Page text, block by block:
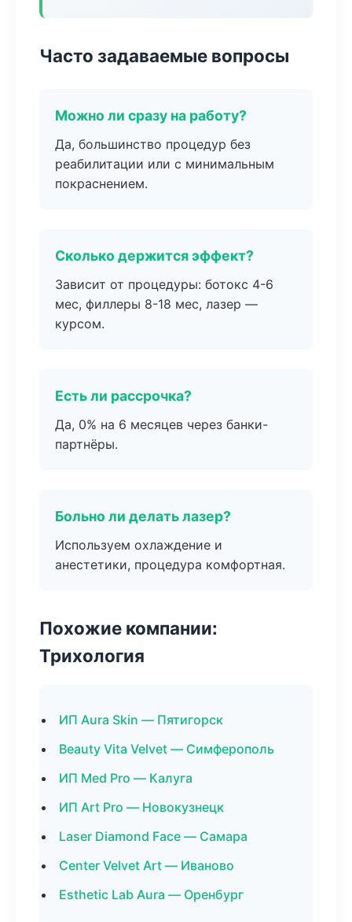
Часто задаваемые вопросы
Можно ли сразу на работу?
Да, большинство процедур без
реабилитации или с минимальным
покраснением.
Сколько держится эффект?
Зависит от процедуры: ботокс 4-6
мес, филлеры 8-18 мес, лазер —
курсом.
Есть ли рассрочка?
Да, 0% на 6 месяцев через банки-
партнёры.
Больно ли делать лазер?
Используем охлаждение и
анестетики, процедура комфортная.
Похожие компании:
Трихология
ИП Aura Skin — Пятигорск
Beauty Vita Velvet — Симферополь
ИП Med Pro — Калуга
ИП Art Pro — Новокузнецк
Laser Diamond Face — Самара
Center Velvet Art — Иваново
Esthetic Lab Aura — Оренбург